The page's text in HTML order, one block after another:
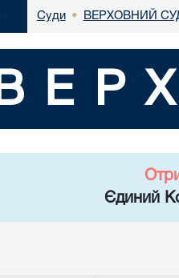
Суди • ВЕРХОВНИЙ
Єдиний